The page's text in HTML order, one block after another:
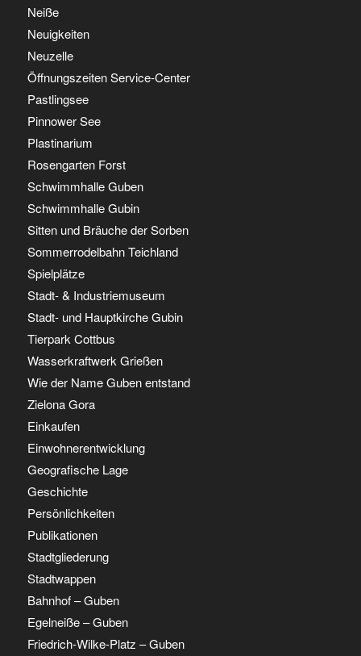
Neiße
Neuigkeiten
Neuzelle
Öffnungszeiten Service-Center
Pastlingsee
Pinnower See
Plastinarium
Rosengarten Forst
Schwimmhalle Guben
Schwimmhalle Gubin
Sitten und Bräuche der Sorben
Sommerrodelbahn Teichland
Spielplätze
Stadt- & Industriemuseum
Stadt- und Hauptkirche Gubin
Tierpark Cottbus
Wasserkraftwerk Grießen
Wie der Name Guben entstand
Zielona Gora
Einkaufen
Einwohnerentwicklung
Geografische Lage
Geschichte
Persönlichkeiten
Publikationen
Stadtgliederung
Stadtwappen
Bahnhof – Guben
Egelneiße – Guben
Friedrich-Wilke-Platz – Guben